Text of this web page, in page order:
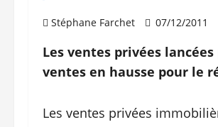
Stéphane Farchet 07/12/2011
Les ventes privées
ventes en hausse pour le
Les ventes privées